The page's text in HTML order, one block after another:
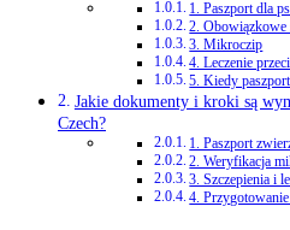
1. Paszport dla
2. Obowiązkowe
3. Mikroczip
4. Leczenie
5. Kiedy
Jakie dokumenty i kroki są
Czech?
1. Paszport
2. Weryfikacja
3. Szczepienia i
4.